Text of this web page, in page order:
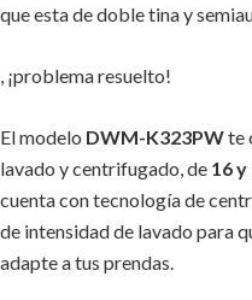
que esta de doble tina y
, ¡problema resuelto!
El modelo DWM-K323PWte
lavado y centrifugado, de 16y
cuenta con tecnología de
de intensidad de lavado para
adapte a tus prendas.